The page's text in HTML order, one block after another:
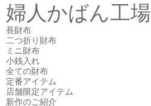
婦人かばん工場
長財布
二つ折り財布
ミニ財布
小銭入れ
全ての財布
定番アイテム
店舗限定アイテム
新作のご紹介